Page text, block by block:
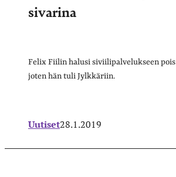
sivarina
Felix Fiilin halusi siviilipalvelukseen
joten hän tuli Jylkkäriin.
Uutiset28.1.2019